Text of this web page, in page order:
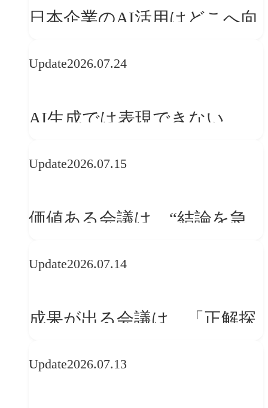
か
日本企業のAI活用はどこへ向
レンドに見る「人間中心」へ
Update2026.07.24
AI生成では表現できない
望
Update2026.07.15
価値ある会議は、“結論を急
場”である
Update2026.07.14
成果が出る会議は、「正解探
Update2026.07.13